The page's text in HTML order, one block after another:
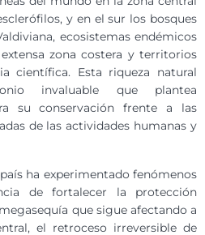
y en el sur los bosques
ecosistemas endémicos
zona costera y territorios
científica. Esta riqueza natural
invaluable que plantea
su conservación frente a las
de las actividades humanas y
ha experimentado fenómenos
de fortalecer la protección
que sigue afectando a
el retroceso irreversible de